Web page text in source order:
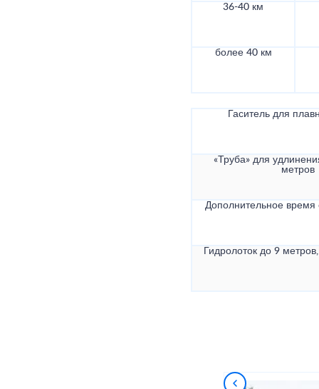
36-40 км
более 40 км
Гаситель для
«Труба» для
метров
Дополнительное
Гидролоток до 9